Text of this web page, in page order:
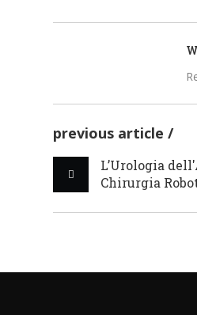
previous article
L’Urologia
Chirurgia